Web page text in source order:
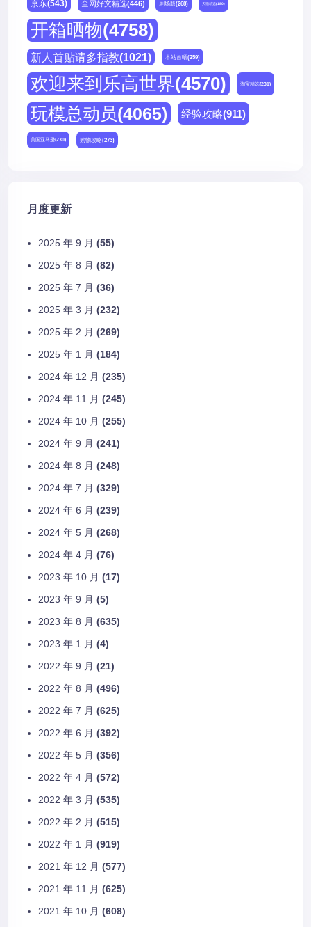
京东(543) 全网好文精选(446) 剧场版(268) 天猫精选(180)
开箱晒物(4758)
新人首贴请多指教(1021) 本站首晒(259)
欢迎来到乐高世界(4570) 淘宝精选(231)
玩模总动员(4065) 经验攻略(911)
美国亚马逊(230) 购物攻略(273)
月度更新
2025 年 9 月 (55)
2025 年 8 月 (82)
2025 年 7 月 (36)
2025 年 3 月 (232)
2025 年 2 月 (269)
2025 年 1 月 (184)
2024 年 12 月 (235)
2024 年 11 月 (245)
2024 年 10 月 (255)
2024 年 9 月 (241)
2024 年 8 月 (248)
2024 年 7 月 (329)
2024 年 6 月 (239)
2024 年 5 月 (268)
2024 年 4 月 (76)
2023 年 10 月 (17)
2023 年 9 月 (5)
2023 年 8 月 (635)
2023 年 1 月 (4)
2022 年 9 月 (21)
2022 年 8 月 (496)
2022 年 7 月 (625)
2022 年 6 月 (392)
2022 年 5 月 (356)
2022 年 4 月 (572)
2022 年 3 月 (535)
2022 年 2 月 (515)
2022 年 1 月 (919)
2021 年 12 月 (577)
2021 年 11 月 (625)
2021 年 10 月 (608)